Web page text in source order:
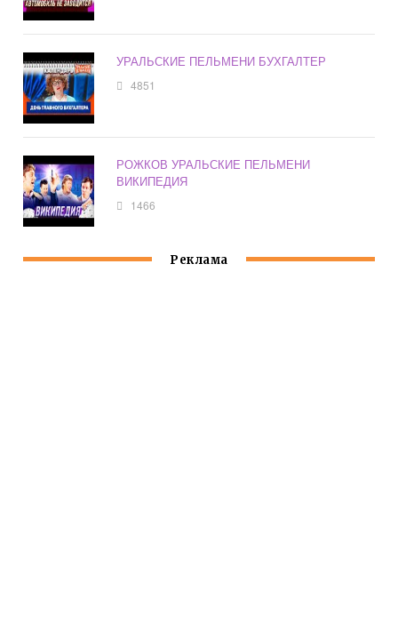
УРАЛЬСКИЕ ПЕЛЬМЕНИ БУХГАЛТЕР
4851
РОЖКОВ УРАЛЬСКИЕ ПЕЛЬМЕНИ
ВИКИПЕДИЯ
1466
Реклама